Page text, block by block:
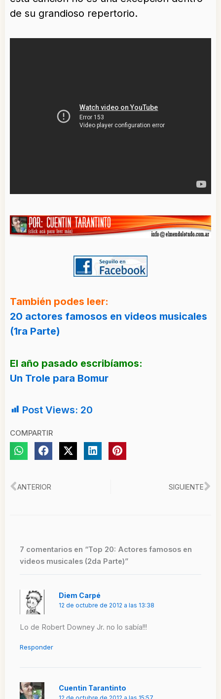
de su grandioso repertorio.
También podes leer:
20 actores famosos en videos musicales
(1ra Parte)
El año pasado escribíamos:
Un Trole para Bomur
Post Views: 20
COMPARTIR
Ant
ANTERIOR SIGUIENTE
7 comentarios en “Top 20: Actores famosos en
videos musicales (2da Parte)”
Diem Carpé
12 de octubre de 2012 a las 13:38
Lo de Robert Downey Jr. no lo sabía!!!
Responder
Cuentin Tarantinto